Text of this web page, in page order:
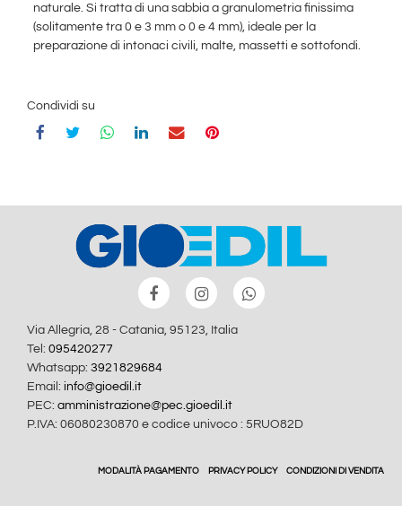
naturale. Si tratta di una sabbia a granulometria finissima
(solitamente tra 0 e 3 mm o 0 e 4 mm), ideale per la
preparazione di intonaci civili, malte, massetti e sottofondi.
Condividi su
Via Allegria, 28 - Catania, 95123, Italia
Tel: 095420277
Whatsapp: 3921829684
Email: info@gioedil.it
PEC: amministrazione@pec.gioedil.it
P.IVA: 06080230870 e codice univoco : 5RUO82D
MODALITÀ PAGAMENTO PRIVACY POLICY CONDIZIONI DI VENDITA